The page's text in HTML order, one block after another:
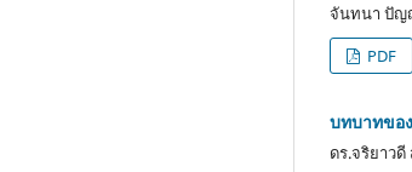
จันทนา ปัญ
PDF
บทบาทขอ
ดร.จริยาว